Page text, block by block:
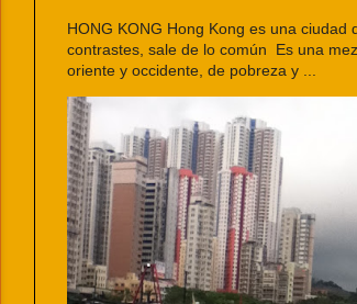
HONG KONG Hong Kong es una ciudad
contrastes, sale de lo común Es una
oriente y occidente, de pobreza y ...